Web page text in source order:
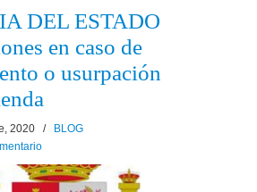
DEL ESTADO
en caso de
o usurpación
2020 /
BLOG